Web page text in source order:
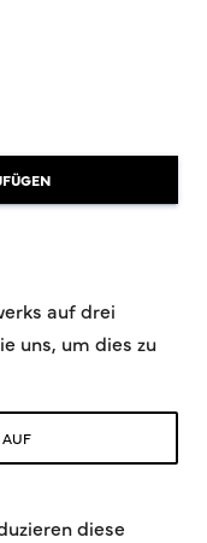
auf drei
uns, um dies zu
AUF
diese